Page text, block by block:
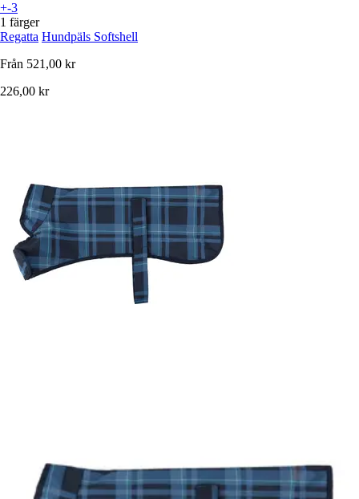
+-3
1 färger
Regatta Hundpäls Softshell
Från 521,00 kr
226,00 kr